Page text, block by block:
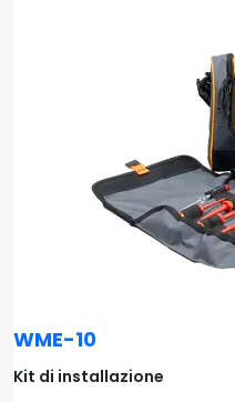
WME-10
Kit di installazione